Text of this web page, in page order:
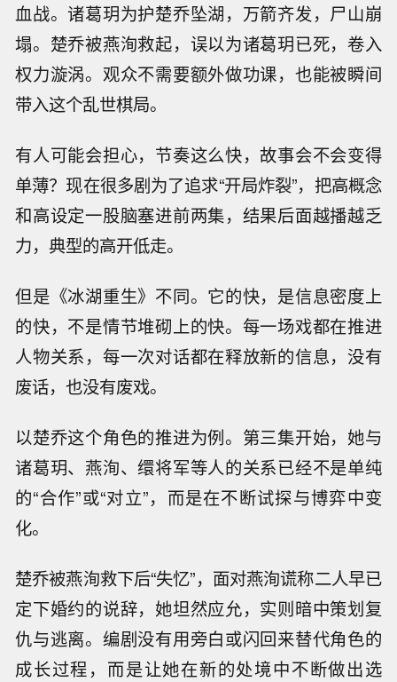
血战。诸葛玥为护楚乔坠湖，万箭齐发，尸山崩
塌。楚乔被燕洵救起，误以为诸葛玥已死，卷入
权力漩涡。观众不需要额外做功课，也能被瞬间
带入这个乱世棋局。
有人可能会担心，节奏这么快，故事会不会变得
单薄？现在很多剧为了追求“开局炸裂”，把高概念
和高设定一股脑塞进前两集，结果后面越播越乏
力，典型的高开低走。
但是《冰湖重生》不同。它的快，是信息密度上
的快，不是情节堆砌上的快。每一场戏都在推进
人物关系，每一次对话都在释放新的信息，没有
废话，也没有废戏。
以楚乔这个角色的推进为例。第三集开始，她与
诸葛玥、燕洵、缳将军等人的关系已经不是单纯
的“合作”或“对立”，而是在不断试探与博弈中变
化。
楚乔被燕洵救下后“失忆”，面对燕洵谎称二人早已
定下婚约的说辞，她坦然应允，实则暗中策划复
仇与逃离。编剧没有用旁白或闪回来替代角色的
成长过程，而是让她在新的处境中不断做出选